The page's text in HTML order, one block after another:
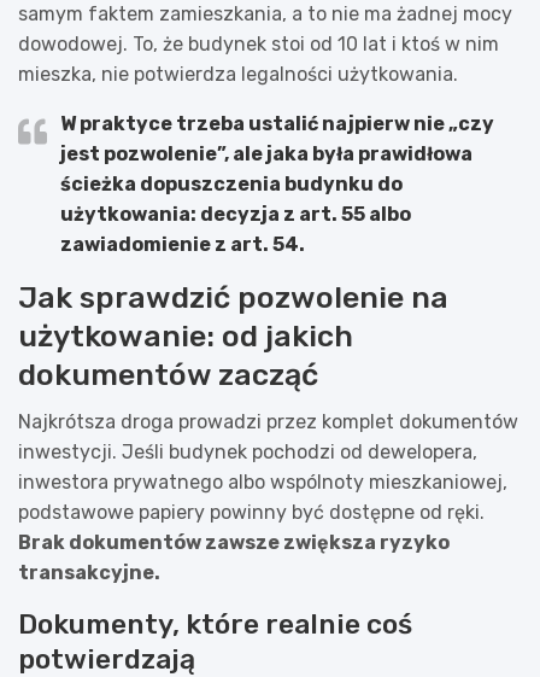
samym faktem zamieszkania, a to nie ma żadnej mocy
dowodowej. To, że budynek stoi od 10 lat i ktoś w nim
mieszka, nie potwierdza legalności użytkowania.
W praktyce trzeba ustalić najpierw nie „czy
jest pozwolenie”, ale jaka była prawidłowa
ścieżka dopuszczenia budynku do
użytkowania: decyzja z art. 55 albo
zawiadomienie z art. 54.
Jak sprawdzić pozwolenie na
użytkowanie: od jakich
dokumentów zacząć
Najkrótsza droga prowadzi przez komplet dokumentów
inwestycji. Jeśli budynek pochodzi od dewelopera,
inwestora prywatnego albo wspólnoty mieszkaniowej,
podstawowe papiery powinny być dostępne od ręki.
Brak dokumentów zawsze zwiększa ryzyko
transakcyjne.
Dokumenty, które realnie coś
potwierdzają